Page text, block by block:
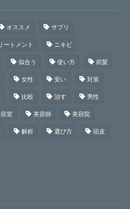
オススメ サプリ
ートメント ニキビ
似合う 使い方 前髪
女性 安い 対策
比較 治す 男性
室 美容師 美容院
解析 選び方 頭皮